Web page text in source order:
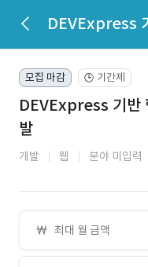
모집 마감 🕒 기간제
DEVExpress 기반
발
개발 웹 분야 미입력
최대 월 금액